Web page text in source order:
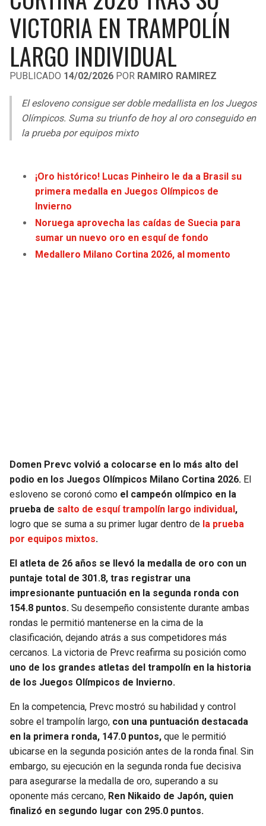
LIGA DE EXPANSIÓN MX
LEAGUES CUP
UEFA EUROPA LEAGUE
UEFA CONFERENCE LEAGUE
MLS
COPA SUDAMERICANA
LIGA BETPLAY
VICTORIA EN TRAMPOLÍN
LARGO INDIVIDUAL
PUBLICADO 14/02/2026 POR RAMIRO RAMIREZ
El esloveno consigue ser doble medallista en los Juegos
Olímpicos. Suma su triunfo de hoy al oro conseguido en
la prueba por equipos mixto
¡Oro histórico! Lucas Pinheiro le da a Brasil su
primera medalla en Juegos Olímpicos de
Invierno
Noruega aprovecha las caídas de Suecia para
sumar un nuevo oro en esquí de fondo
Medallero Milano Cortina 2026, al momento
Domen Prevc volvió a colocarse en lo más alto del
podio en los Juegos Olímpicos Milano Cortina 2026. El
esloveno se coronó como el campeón olímpico en la
prueba de salto de esquí trampolín largo individual ,
logro que se suma a su primer lugar dentro de la prueba
por equipos mixtos.
El atleta de 26 años se llevó la medalla de oro con un
puntaje total de 301.8, tras registrar una
impresionante puntuación en la segunda ronda con
154.8 puntos. Su desempeño consistente durante ambas
rondas le permitió mantenerse en la cima de la
clasificación, dejando atrás a sus competidores más
cercanos. La victoria de Prevc reafirma su posición como
uno de los grandes atletas del trampolín en la historia
de los Juegos Olímpicos de Invierno.
En la competencia, Prevc mostró su habilidad y control
sobre el trampolín largo, con una puntuación destacada
en la primera ronda, 147.0 puntos, que le permitió
ubicarse en la segunda posición antes de la ronda final. Sin
embargo, su ejecución en la segunda ronda fue decisiva
para asegurarse la medalla de oro, superando a su
oponente más cercano, Ren Nikaido de Japón, quien
finalizó en segundo lugar con 295.0 puntos.